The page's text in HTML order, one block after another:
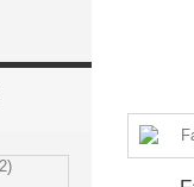
Sarah